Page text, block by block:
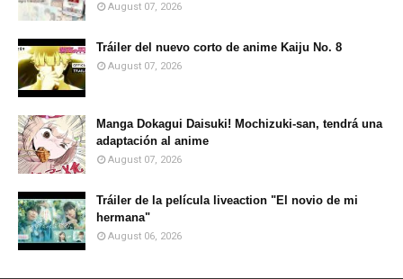
August 07, 2026
Tráiler del nuevo corto de anime Kaiju No. 8
August 07, 2026
Manga Dokagui Daisuki! Mochizuki-san, tendrá una
adaptación al anime
August 07, 2026
Tráiler de la película liveaction "El novio de mi
hermana"
August 06, 2026